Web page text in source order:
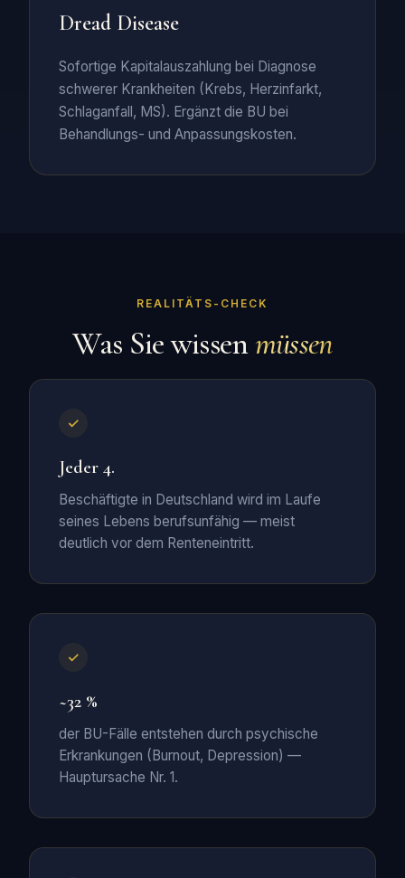
Dread Disease
Sofortige Kapitalauszahlung bei Diagnose
schwerer Krankheiten (Krebs, Herzinfarkt,
Schlaganfall, MS). Ergänzt die BU bei
Behandlungs- und Anpassungskosten.
REALITÄTS-CHECK
Was Sie wissenmüssen
Jeder 4.
Beschäftigte in Deutschland wird im Laufe
seines Lebens berufsunfähig — meist
deutlich vor dem Renteneintritt.
~32 %
der BU-Fälle entstehen durch psychische
Erkrankungen (Burnout, Depression) —
Hauptursache Nr. 1.